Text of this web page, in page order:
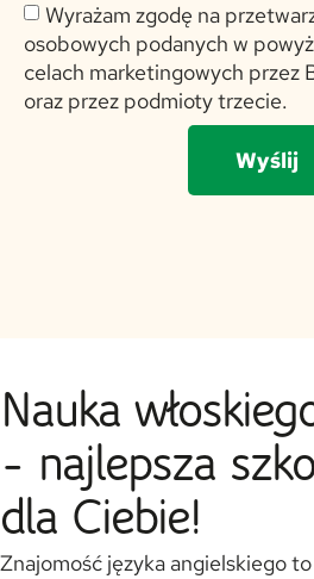
Wyrażam zgodę na
osobowych podanych w
celach marketingowych przez
oraz przez podmioty trzecie.
Wyślij
Nauka
- najlepsza
dla Ciebie!
Znajomość języka angielskiego to